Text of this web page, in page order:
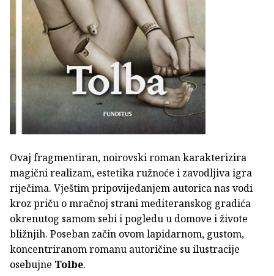
Ovaj fragmentiran, noirovski roman karakterizira
magični realizam, estetika ružnoće i zavodljiva igra
riječima. Vještim pripovijedanjem autorica nas vodi
kroz priču o mračnoj strani mediteranskog gradića
okrenutog samom sebi i pogledu u domove i živote
bližnjih. Poseban začin ovom lapidarnom, gustom,
koncentriranom romanu autoričine su ilustracije
osebujne Tolbe.